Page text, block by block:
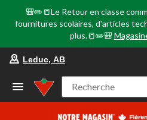
🎒✏️📒Le Retour en classe
fournitures scolaires, d'articles
plus.📒✏️🎒
Leduc, AB
Recherche